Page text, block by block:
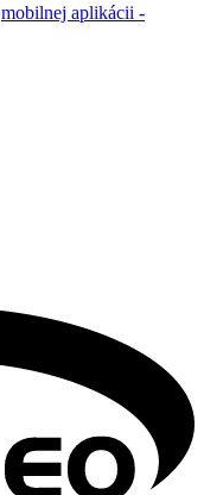
mobilnej aplikácii -